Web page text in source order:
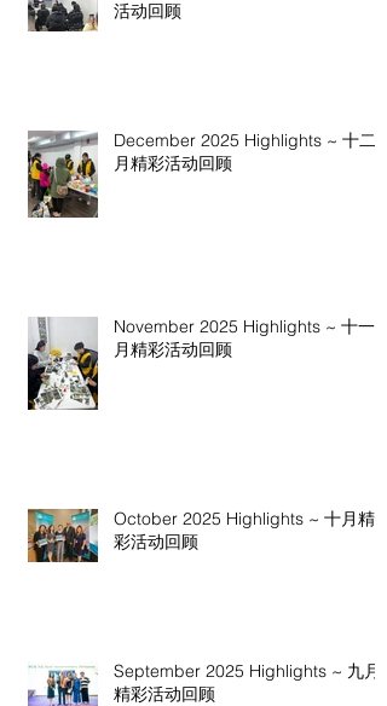
活动回顾
December 2025 Highlights ~ 十二
月精彩活动回顾
November 2025 Highlights ~ 十一
月精彩活动回顾
October 2025 Highlights ~ 十月精
彩活动回顾
September 2025 Highlights ~ 九月
精彩活动回顾